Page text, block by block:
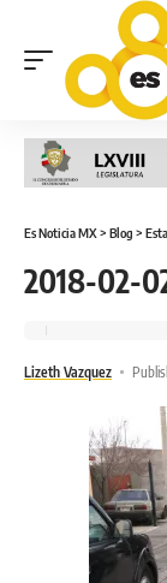
Es Noticia MX> Blog >
2018-02-
Lizeth Vazquez